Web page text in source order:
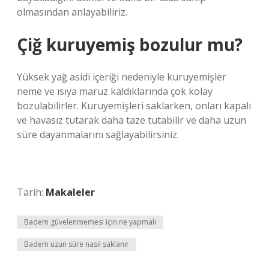
olmasından anlayabiliriz.
Çiğ kuruyemiş bozulur mu?
Yüksek yağ asidi içeriği nedeniyle kuruyemişler
neme ve ısıya maruz kaldıklarında çok kolay
bozulabilirler. Kuruyemişleri saklarken, onları kapalı
ve havasız tutarak daha taze tutabilir ve daha uzun
süre dayanmalarını sağlayabilirsiniz.
Tarih: Makaleler
Badem güvelenmemesi için ne yapmalı
Badem uzun süre nasıl saklanır